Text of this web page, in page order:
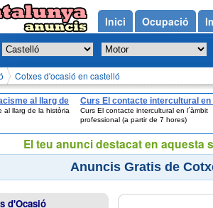
Cotxes d'ocasió en castelló
al llarg de
al llarg de la història
Curs El contacte intercultural en
´àmbit professional (a partir de
Curs El contacte intercultural en l´àmbit
professional (a partir de 7 hores)
Anuncis Gratis de
d'Ocasió
Inici Ocupació
El teu anunci destacat en aquesta